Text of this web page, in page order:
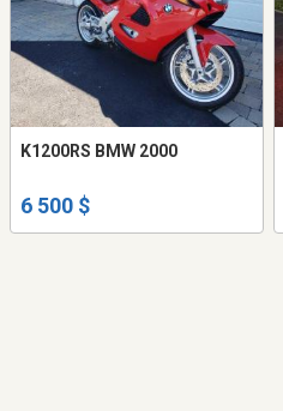
K1200RS BMW 2000
6 500 $